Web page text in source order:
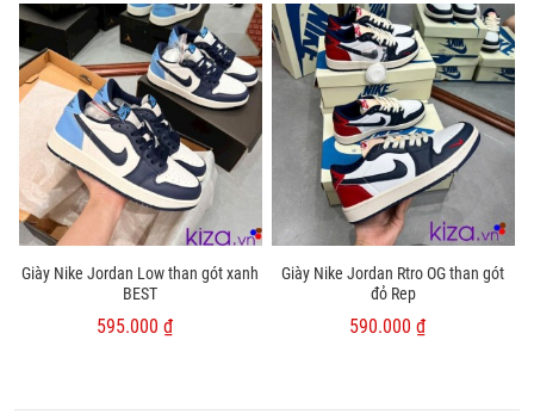
Giày Nike Jordan Low than gót xanh
BEST
595.000 ₫
Giày Nike Jordan Rtro OG than gót
đỏ Rep
590.000 ₫